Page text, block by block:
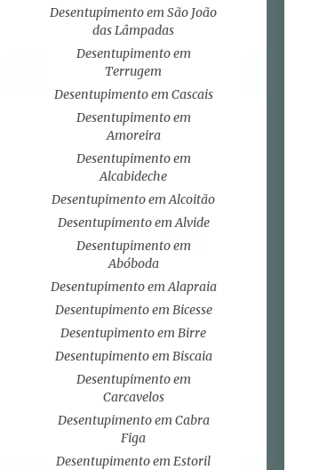
Desentupimento em São João
das Lâmpadas
Desentupimento em
Terrugem
Desentupimento em Cascais
Desentupimento em
Amoreira
Desentupimento em
Alcabideche
Desentupimento em Alcoitão
Desentupimento em Alvide
Desentupimento em
Abóboda
Desentupimento em Alapraia
Desentupimento em Bicesse
Desentupimento em Birre
Desentupimento em Biscaia
Desentupimento em
Carcavelos
Desentupimento em Cabra
Figa
Desentupimento em Estoril